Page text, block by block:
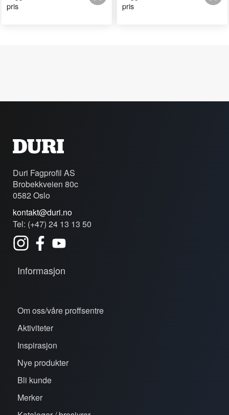
pris
pris
Duri Fagprofil AS
Brobekkveien 80c
0582 Oslo
kontakt@duri.no
Tel: (+47) 24 13 13 50
Informasjon
Om oss/våre proffsentre
Aktiviteter
Inspirasjon
Nye produkter
Bli kunde
Merker